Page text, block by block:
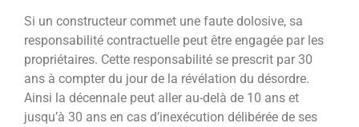
Si un constructeur commet une faute dolosive, sa
responsabilité contractuelle peut être engagée par les
propriétaires. Cette responsabilité se prescrit par 30
ans à compter du jour de la révélation du désordre.
Ainsi la décennale peut aller au-delà de 10 ans et
jusqu’à 30 ans en cas d’inexécution délibérée de ses